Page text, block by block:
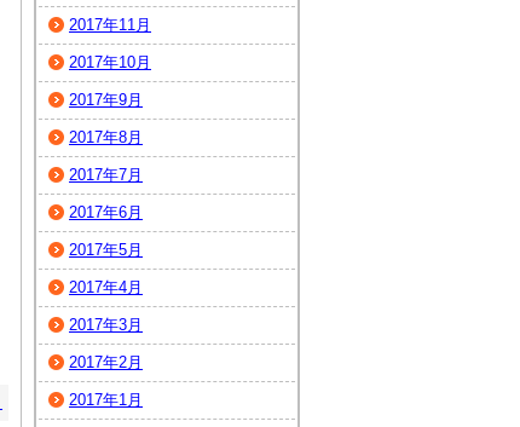
2017年11月
2017年10月
2017年9月
2017年8月
2017年7月
2017年6月
2017年5月
2017年4月
2017年3月
2017年2月
2017年1月